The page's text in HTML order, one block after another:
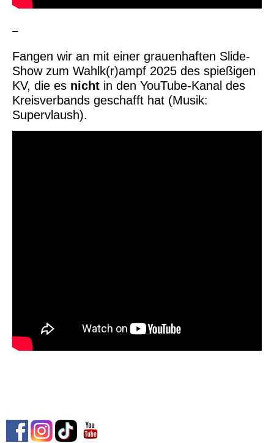
–
Fangen wir an mit einer grauenhaften Slide-
Show zum Wahlk(r)ampf 2025 des spießigen
KV, die es nicht in den YouTube-Kanal des
Kreisverbands geschafft hat (Musik:
Supervlaush).